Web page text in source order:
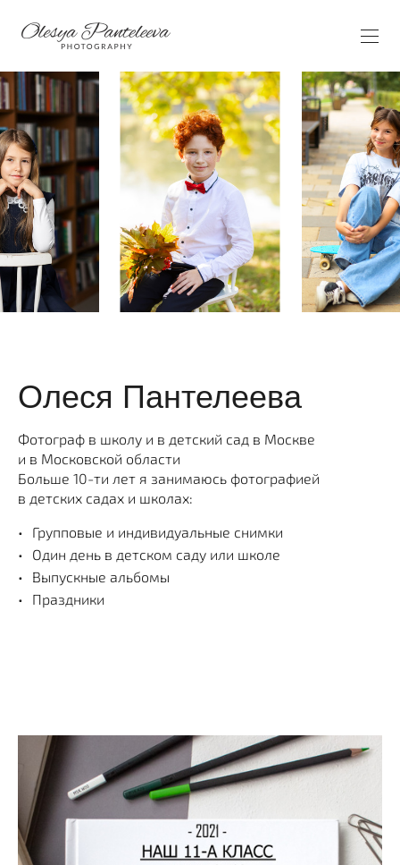
Олеся Пантелеева
Фотограф в школу и в детский сад в Москве
и в Московской области
Больше 10-ти лет я занимаюсь фотографией
в детских садах и школах:
Групповые и индивидуальные снимки
Один день в детском саду или школе
Выпускные альбомы
Праздники